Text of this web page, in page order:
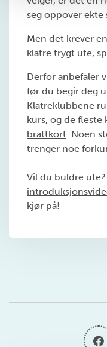
seg oppover ekte
Men det krever
klatre trygt ute,
Derfor anbefaler
før du begir deg
Klatreklubbene
kurs, og de fleste
brattkort. Noen
trenger noe
Vil du buldre
kjør på!